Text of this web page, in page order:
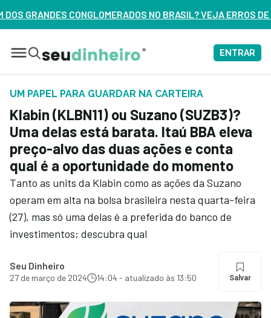
NO BRASIL? VEJA ERROS DE 3 DELES – ASSISTA AGORA
ENTRAR
UM PAPEL PARA GUARDAR NA CARTEIRA
Klabin (KLBN11) ou Suzano (SUZB3)?
Uma delas está barata. Itaú BBA eleva
preço-alvo das duas ações e conta
qual é a oportunidade do momento
Tanto as units da Klabin como as ações da Suzano
operam em alta na bolsa brasileira nesta quarta-feira
(27), mas só uma delas é a preferida do banco de
investimentos; descubra qual
Seu Dinheiro
27 de março de 2024 14:04 - atualizado às 13:50 Salvar